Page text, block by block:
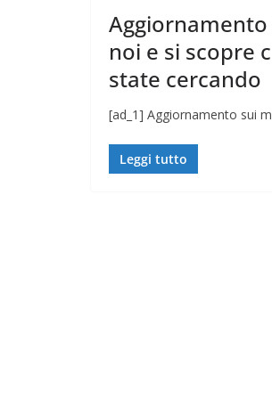
noi e si scopre
state cercando
[ad_1] Aggiornamento sui
Leggi tutto